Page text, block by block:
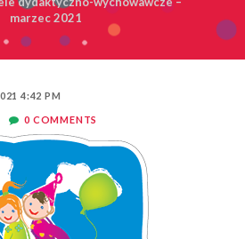
marzec 2021
4:42 PM
0 COMMENTS